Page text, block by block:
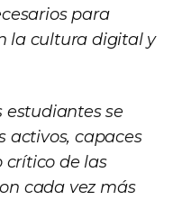
para
la cultura digital y
estudiantes se
activos, capaces
crítico de las
cada vez más